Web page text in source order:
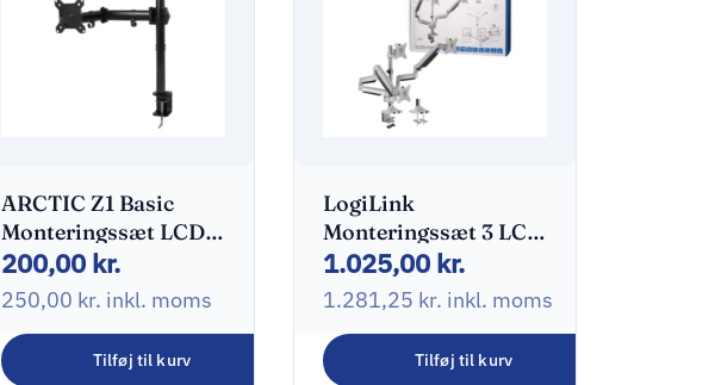
ARCTIC Z1 Basic
Monteringssæt LCD
display 13″-32″
200,00 kr.
250,00 kr. inkl. moms
Tilføj til kurv
LogiLink
Monteringssæt 3 LCD
skærme 13″-32″
1.025,00 kr.
1.281,25 kr. inkl. moms
Tilføj til kurv